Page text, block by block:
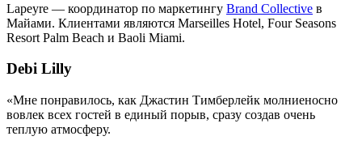
Lapeyre — координатор по маркетингу Brand Collective в
Майами. Клиентами являются Marseilles Hotel, Four Seasons
Resort Palm Beach и Baoli Miami.
Debi Lilly
«Мне понравилось, как Джастин Тимберлейк молниеносно
вовлек всех гостей в единый порыв, сразу создав очень
теплую атмосферу.